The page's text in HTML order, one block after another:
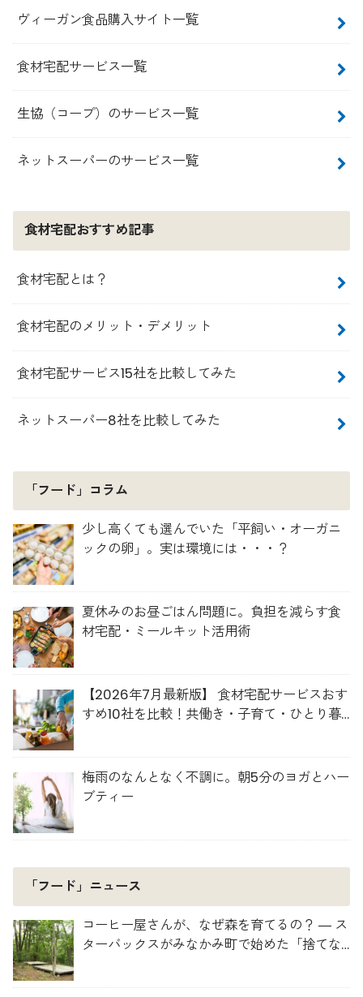
ヴィーガン食品購入サイト一覧
食材宅配サービス一覧
生協（コープ）のサービス一覧
ネットスーパーのサービス一覧
食材宅配おすすめ記事
食材宅配とは？
食材宅配のメリット・デメリット
食材宅配サービス15社を比較してみた
ネットスーパー8社を比較してみた
「フード」コラム
少し高くても選んでいた「平飼い・オーガニ
ックの卵」。実は環境には・・・？
夏休みのお昼ごはん問題に。負担を減らす食
材宅配・ミールキット活用術
【2026年7月最新版】 食材宅配サービスおす
すめ10社を比較！共働き・子育て・ひとり暮
梅雨のなんとなく不調に。朝5分のヨガとハー
ブティー
「フード」ニュース
コーヒー屋さんが、なぜ森を育てるの？ ― ス
ターバックスがみなかみ町で始めた「捨てな